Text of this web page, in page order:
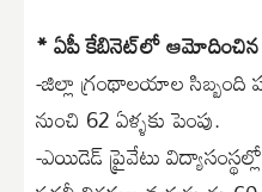
* ఏపీ కేబినెట్‌లో ఆమోదించిన
-జిల్లా గ్రంథాలయాల సిబ్బంది
నుంచి 62 ఏళ్ళకు పెంపు.
-ఎయిడెడ్ ప్రైవేటు